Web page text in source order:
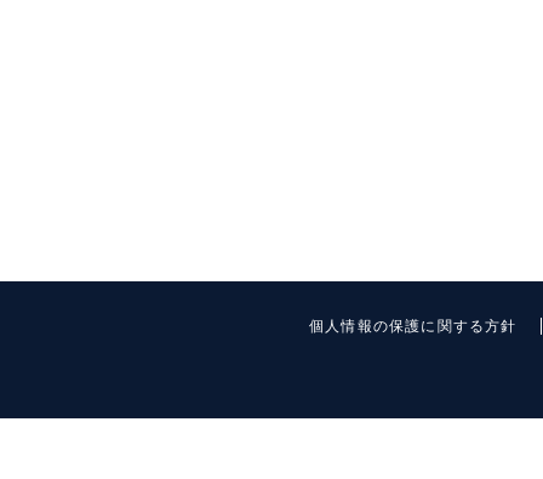
個人情報の保護に関する方針